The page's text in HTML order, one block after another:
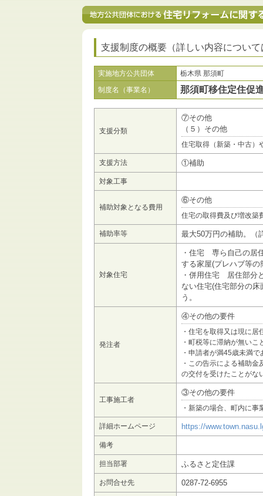
支援制度の概要（詳しい内容につい
実施地方公共団体
栃木県 那須町
制度名（事業名）
那須町移住定住促
支援分類
⑦その他
（５）その他
住宅取得（新築・中古）
支援方法 ①補助
対象工事
補助対象となる費用
⑥その他
住宅の取得費及び増改築
補助率等 最大50万円の補助。（
対象住宅
・住宅 専ら自己の居
する家屋(プレハブ等
・併用住宅 居住部分
ない住宅(住宅部分の
う。
発注者
④その他の要件
・住宅を取得又は現に
・町税等に滞納が無いこ
・申請者が満45歳未満で
・この告示による補助
の交付を受けたことがな
工事施工者
③その他の要件
・新築の場合、町内に
詳細ホームページ https://
備考
担当部署 ふるさと定住課
お問合せ先 0287-72-6955